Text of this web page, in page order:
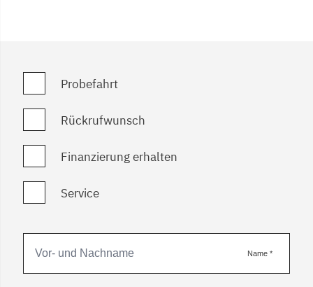
Probefahrt
Rückrufwunsch
Finanzierung erhalten
Service
Name *